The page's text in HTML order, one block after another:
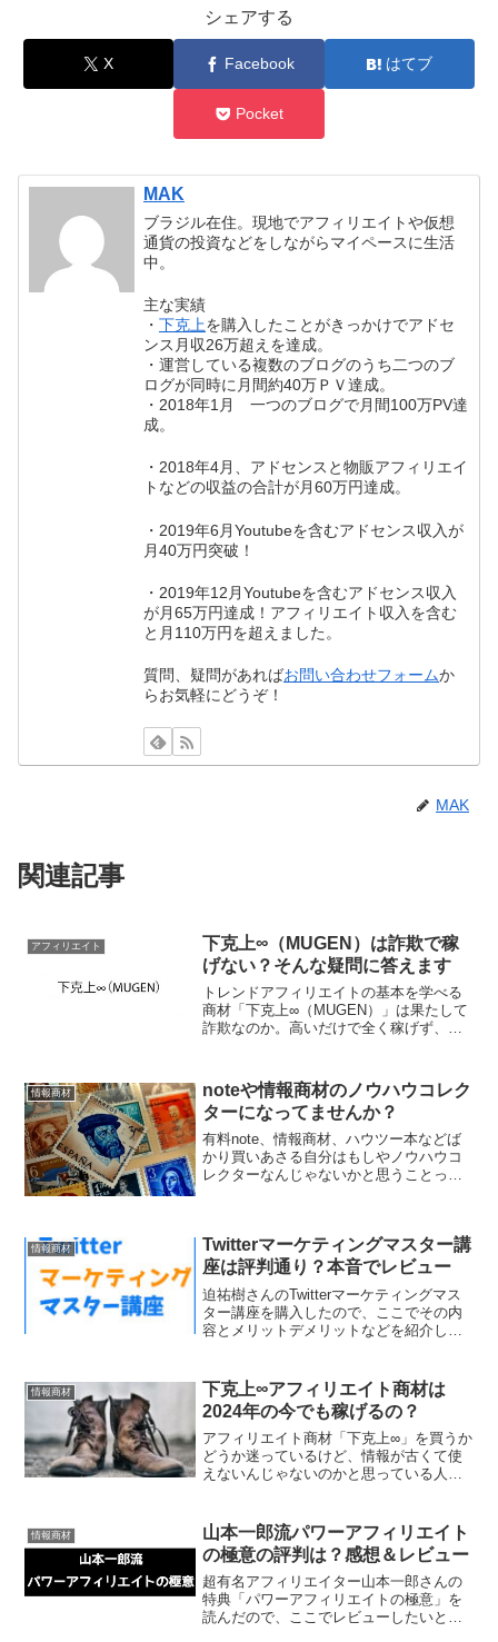
シェアする
X Facebook はてブ
Pocket
MAK
ブラジル在住。現地でアフィリエイトや仮想
通貨の投資などをしながらマイペースに生活
中。
主な実績
・下克上を購入したことがきっかけでアドセ
ンス月収26万超えを達成。
・運営している複数のブログのうち二つのブ
ログが同時に月間約40万ＰＶ達成。
・2018年1月 一つのブログで月間100万PV達
成。
・2018年4月、アドセンスと物販アフィリエイ
トなどの収益の合計が月60万円達成。
・2019年6月Youtubeを含むアドセンス収入が
月40万円突破！
・2019年12月Youtubeを含むアドセンス収入
が月65万円達成！アフィリエイト収入を含む
と月110万円を超えました。
質問、疑問があればお問い合わせフォームか
らお気軽にどうぞ！
MAK
関連記事
アフィリエイト
下克上∞（MUGEN）は詐欺で稼
げない？そんな疑問に答えます
トレンドアフィリエイトの基本を学べる
商材「下克上∞（MUGEN）」は果たして
詐欺なのか。高いだけで全く稼げず、お
えます。
情報商材
noteや情報商材のノウハウコレク
ターになってませんか？
有料note、情報商材、ハウツー本などば
かり買いあさる自分はもしやノウハウコ
レクターなんじゃないかと思うことって
情報商材
Twitterマーケティングマスター講
座は評判通り？本音でレビュー
迫祐樹さんのTwitterマーケティングマス
ター講座を購入したので、ここでその内
容とメリットデメリットなどを紹介しよ
ったのか詳しく解説していきます。
Twitterマーケ...
情報商材
下克上∞アフィリエイト商材は
2024年の今でも稼げるの？
アフィリエイト商材「下克上∞」を買うか
どうか迷っているけど、情報が古くて使
えないんじゃないのかと思っている人が
情報商材
山本一郎流パワーアフィリエイト
の極意の評判は？感想＆レビュー
超有名アフィリエイター山本一郎さんの
特典「パワーアフィリエイトの極意」を
読んだので、ここでレビューしたいと思